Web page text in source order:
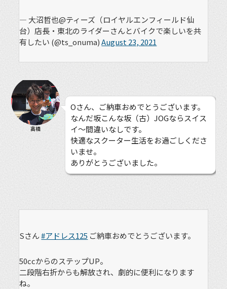
— 大沼哲也@ティーズ（ロイヤルエンフィールド仙
台）店長・東北のライダーさんとバイクで楽しいを共
有したい (@ts_onuma)August 23, 2021
高橋
Oさん、ご納車おめでとうございます。
なんだ坂こんな坂（古）JOGならスイス
イ〜間違いなしです。
快適なスクーター生活をお過ごしくださ
いませ。
ありがとうございました。
Sさん#アドレス125 ご納車おめでとうございます。
50ccからのステップUP。
二段階右折からも解放され、劇的に便利になります
ね。